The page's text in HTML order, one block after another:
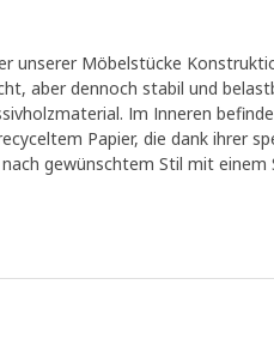
unserer Möbelstücke
aber dennoch stabil und
Im Inneren
Papier, die dank ihrer
gewünschtem Stil mit einem